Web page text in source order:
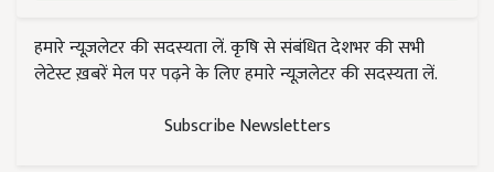
हमारे न्यूज़लेटर की सदस्यता लें. कृषि से संबंधित देशभर की सभी
लेटेस्ट ख़बरें मेल पर पढ़ने के लिए हमारे न्यूज़लेटर की सदस्यता लें.
Subscribe Newsletters